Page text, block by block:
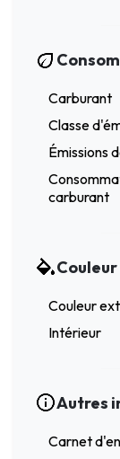
Carburant
Classe
Émissions
carburant
Couleur
Intérieur
Autres
Carnet